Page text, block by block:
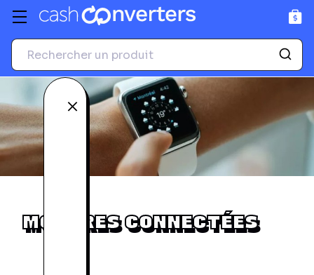
Voir tous les produits
vidéo
Voir tous les produits
Fermer
MONTRES CONNECTÉES